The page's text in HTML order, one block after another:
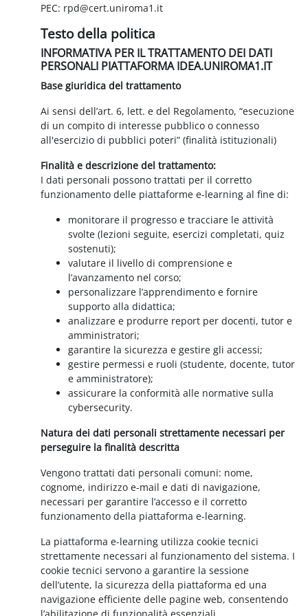
PEC: rpd@cert.uniroma1.it
Testo della politica
INFORMATIVA PER IL TRATTAMENTO DEI DATI
PERSONALI PIATTAFORMA IDEA.UNIROMA1.IT
Base giuridica del trattamento
Ai sensi dell’art. 6, lett. e del Regolamento, “esecuzione
di un compito di interesse pubblico o connesso
all'esercizio di pubblici poteri” (finalità istituzionali)
Finalità e descrizione del trattamento:
I dati personali possono trattati per il corretto
funzionamento delle piattaforme e-learning al fine di:
monitorare il progresso e tracciare le attività
svolte (lezioni seguite, esercizi completati, quiz
sostenuti);
valutare il livello di comprensione e
l’avanzamento nel corso;
personalizzare l’apprendimento e fornire
supporto alla didattica;
analizzare e produrre report per docenti, tutor e
amministratori;
garantire la sicurezza e gestire gli accessi;
gestire permessi e ruoli (studente, docente, tutor
e amministratore);
assicurare la conformità alle normative sulla
cybersecurity.
Natura dei dati personali strettamente necessari per
perseguire la finalità descritta
Vengono trattati dati personali comuni: nome,
cognome, indirizzo e-mail e dati di navigazione,
necessari per garantire l’accesso e il corretto
funzionamento della piattaforma e-learning.
La piattaforma e-learning utilizza cookie tecnici
strettamente necessari al funzionamento del sistema. I
cookie tecnici servono a garantire la sessione
dell’utente, la sicurezza della piattaforma ed una
navigazione efficiente delle pagine web, consentendo